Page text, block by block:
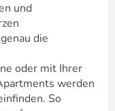
und
die
oder mit Ihrer
werden
So